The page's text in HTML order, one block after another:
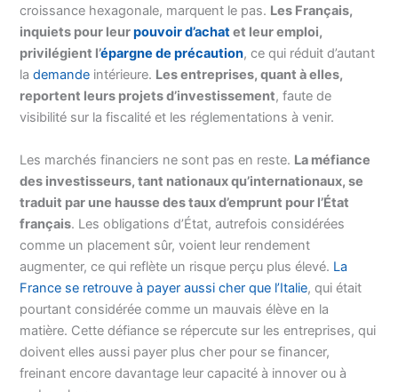
croissance hexagonale, marquent le pas. Les Français,
inquiets pour leurpouvoir d’achatet leur emploi,
privilégient l’épargne de précaution, ce qui réduit d’autant
lademande intérieure. Les entreprises, quant à elles,
reportent leurs projets d’investissement, faute de
visibilité sur la fiscalité et les réglementations à venir.
Les marchés financiers ne sont pas en reste. La méfiance
des investisseurs, tant nationaux qu’internationaux, se
traduit par une hausse des taux d’emprunt pour l’État
français. Les obligations d’État, autrefois considérées
comme un placement sûr, voient leur rendement
augmenter, ce qui reflète un risque perçu plus élevé. La
France se retrouve à payer aussi cher que l’Italie, qui était
pourtant considérée comme un mauvais élève en la
matière. Cette défiance se répercute sur les entreprises, qui
doivent elles aussi payer plus cher pour se financer,
freinant encore davantage leur capacité à innover ou à